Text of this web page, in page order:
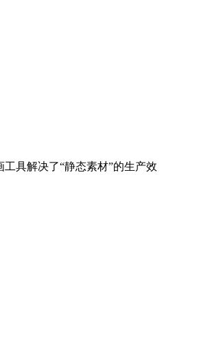
具解决了“静态素材”的生产效